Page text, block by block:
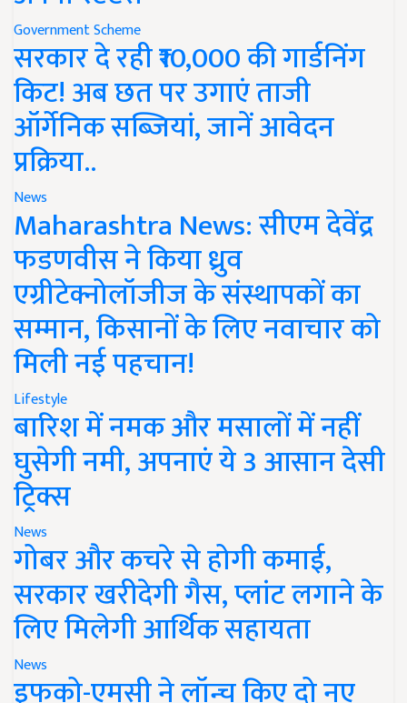
Government Scheme
सरकार दे रही ₹10,000 की गार्डनिंग
किट! अब छत पर उगाएं ताजी
ऑर्गेनिक सब्जियां, जानें आवेदन
प्रक्रिया..
News
Maharashtra News: सीएम देवेंद्र
फडणवीस ने किया ध्रुव
एग्रीटेक्नोलॉजीज के संस्थापकों का
सम्मान, किसानों के लिए नवाचार को
मिली नई पहचान!
Lifestyle
बारिश में नमक और मसालों में नहीं
घुसेगी नमी, अपनाएं ये 3 आसान देसी
ट्रिक्स
News
गोबर और कचरे से होगी कमाई,
सरकार खरीदेगी गैस, प्लांट लगाने के
लिए मिलेगी आर्थिक सहायता
News
इफको-एमसी ने लॉन्च किए दो नए